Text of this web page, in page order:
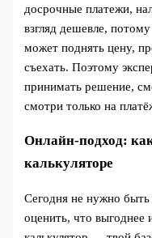
досрочные платежи,
взгляд дешевле,
может поднять цену,
съехать. Поэтому
принимать решение,
смотри только на
Онлайн‑подход:
калькуляторе
Сегодня не нужно
оценить, что выгоднее